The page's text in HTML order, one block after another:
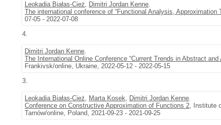
Leokadia Białas-Cież, Dimitri Jordan Kenne.
The international conference of “Functional Analysis, Approximation
07-05 - 2022-07-08
4.
Dimitri Jordan Kenne.
The International Online Conference “Current Trends in Abstract and
Frankivsk/online, Ukraine, 2022-05-12 - 2022-05-15
3.
Leokadia Białas-Cież, Marta Kosek, Dimitri Jordan Kenne.
Conference on Constructive Approximation of Functions 2, Institute
Tarnów/online, Poland, 2021-09-23 - 2021-09-25